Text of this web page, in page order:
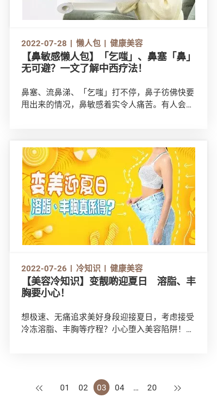
2022-07-28 懒人包 健康美容
【鼻敏感懒人包】「乞嗤」、鼻塞「鼻」
无可避？一文了解中西疗法！
鼻塞、流鼻涕、「乞嗤」打不停，鼻子彷佛快要
甩出来的情况，鼻敏感着实令人痛苦。有人会用
前，有甚么要注意？
2022-07-26 冷知识 健康美容
【美容冷知识】变靓啲迎夏日 溶脂、丰
胸要小心！
想极速、无痛追求美好身段迎接夏日，考虑接受
冷冻溶脂、丰胸等疗程？小心堕入美容陷阱！皆
上一页
01 02 03 04 … 20 下一页